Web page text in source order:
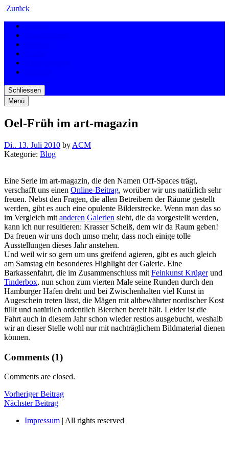
Zurück
Schliessen
Menü
Oel-Früh im art-magazin
Di.. 13. Juli 2010 by ACM
Kategorie: Blog
Eine Serie im art-magazin, die den Namen Off-Spaces trägt,
verschafft uns einen Online-Beitrag, worüber wir uns natürlich sehr
freuen. Nebst den Fragen, die allen Betreibern der Räume gestellt
werden, gibt es auch eine opulente Bilderstrecke. Wenn man das so
im Vergleich mit anderen Galerien sieht, die da vorgestellt werden,
kann ich nur resultieren: Krasser Scheiß, dem wir da Raum geben!
Da freuen wir uns doch umso mehr, dass noch einige tolle
Ausstellungen dieses Jahr anstehen.
Und weil wir so gern um uns greifend agieren, gibt es auch gleich
am Samstag ein besonderes Highlight der Galerie. Eine
Barkassenfahrt, die im Zusammenschluss mit Feinkunst Krügerund
Tinderbox, nun schon zum vierten Male seine Runden durch den
Hamburger Hafen dreht und bei Zwischenhalten viel Kunst in
Augeschein treten lässt, die Mägen mit altbewährter nordischer Kost
füllt und natürlich ordentlich Bierchen bereit hält. Leider ist die
Fahrt auch in diesem Jahr schon wieder restlos ausgebucht, weshalb
wir an dieser Stelle wohl nur mit nachträglichem Bildmaterial dienen
können.
Comments (1)
Comments are closed.
Beitragsnavigation
Vorheriger BeitragVorheriger
Nächster BeitragNächster
Impressum | All rights reserved